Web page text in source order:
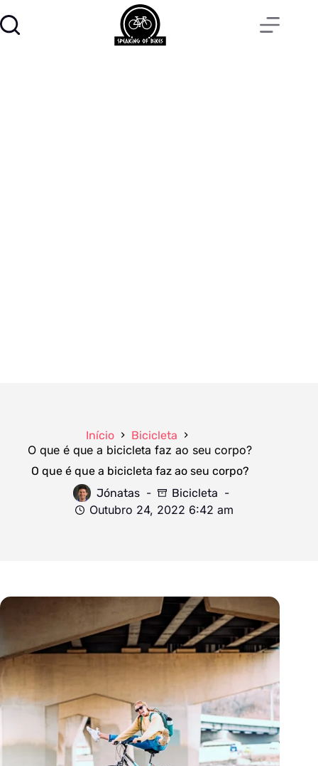
Início Bicicleta
O que é que a bicicleta faz ao seu corpo?
O que é que a bicicleta faz ao seu corpo?
Jónatas
Bicicleta
Outubro 24, 2022 6:42 am